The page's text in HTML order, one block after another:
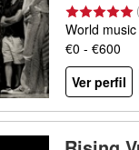
(
World music
€0 - €600
Ver perfil